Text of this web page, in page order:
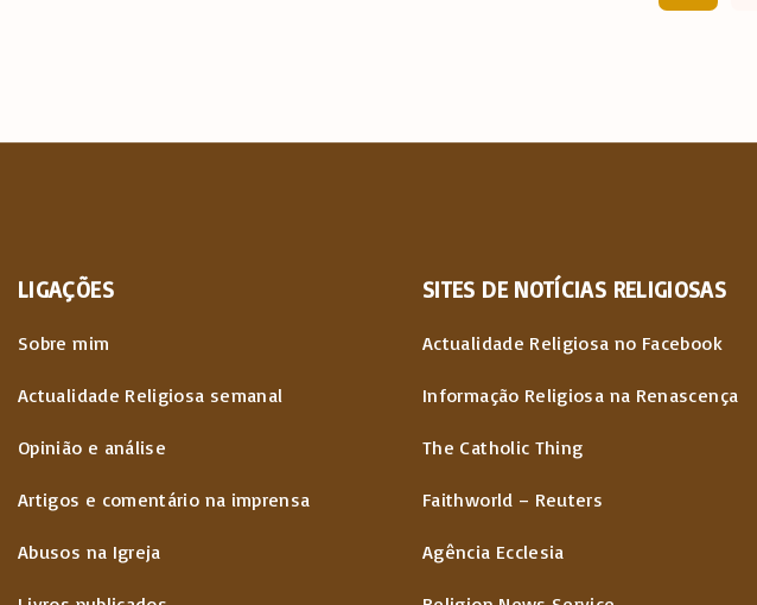
ç
o
s
c
LIGAÇÕES
Sobre mim
Actualidade Religiosa semanal
Opinião e análise
Artigos e comentário na imprensa
Abusos na Igreja
SITES DE NOTÍCIAS RELIGIOSAS
Actualidade Religiosa no Facebook
Informação Religiosa na Renascença
The Catholic Thing
Faithworld – Reuters
Agência Ecclesia